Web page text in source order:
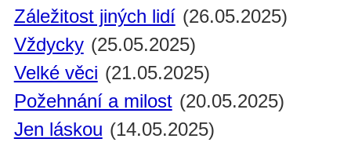
Záležitost jiných lidí (26.05.2025)
Vždycky (25.05.2025)
Velké věci (21.05.2025)
Požehnání a milost (20.05.2025)
Jen láskou (14.05.2025)